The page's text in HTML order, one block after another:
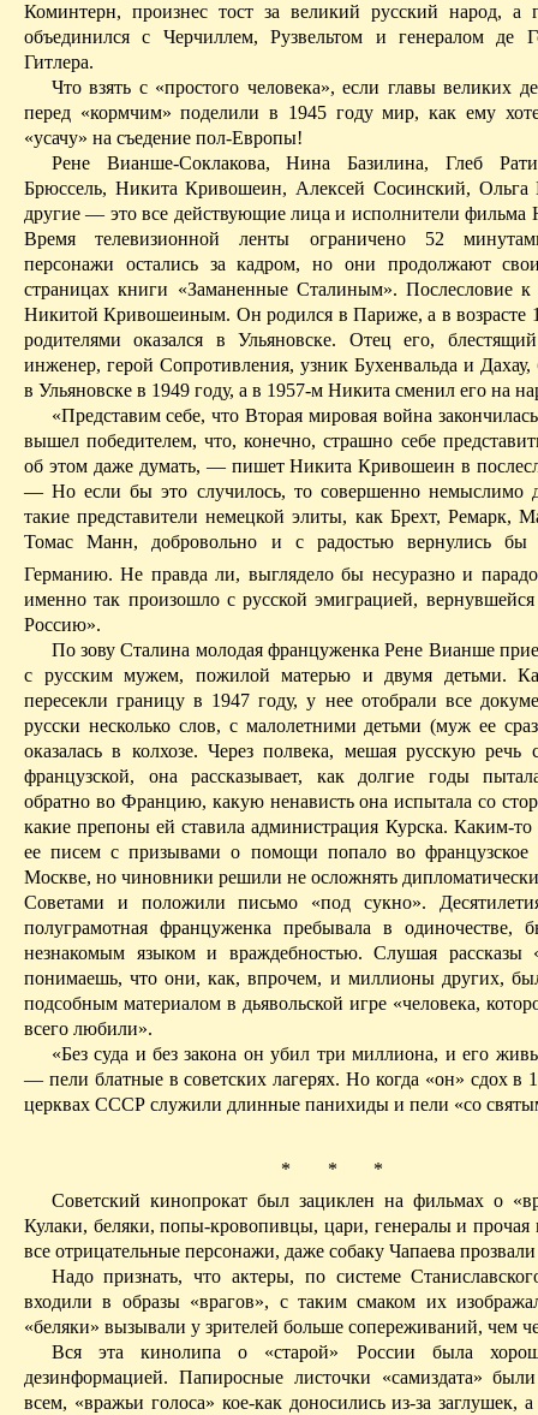
Коминтерн, произнес тост за великий русский народ,
объединился с Черчиллем, Рузвельтом и генералом де
Гитлера.
Что взять с «простого человека», если главы великих
перед «кормчим» поделили в 1945 году мир, как ему
«усачу» на съедение пол-Европы!
Рене Вианше-Соклакова, НинаБазилина, Глеб
Брюссель, Никита Кривошеин, Алексей Сосинский, Ольга
другие — это все действующие лица и исполнители фильма
Время телевизионной ленты ограничено 52
персонажи остались за кадром, но они продолжают
страницах книги «Заманенные Сталиным». Послесловие
Никитой Кривошеиным. Он родился в Париже, а в возрасте
родителями оказался в Ульяновске. Отец его,
инженер, герой Сопротивления, узник Бухенвальда и Дахау,
в Ульяновске в 1949 году, а в 1957-м Никита сменил его на
«Представим себе, что Вторая мировая война
вышел победителем, что, конечно, страшно себе
об этом даже думать, — пишет Никита Кривошеин в
— Но если бы это случилось, то совершенно немыслимо
такие представители немецкой элиты, как Брехт, Ремарк,
Томас Манн, добровольно и с радостью вернулись
Германию. Не правда ли, выглядело бы несуразно и
именно так произошло с русской эмиграцией,
Россию».
По зову Сталина молодая француженка Рене Вианше
с русским мужем, пожилой матерью и двумя детьми.
пересекли границу в 1947 году, у нее отобрали все
русски несколько слов, с малолетними детьми (муж ее
оказалась в колхозе. Через полвека, мешая русскую речь
французской, она рассказывает, как долгие годы
обратно во Францию, какую ненависть она испытала со
какие препоны ей ставила администрация Курска. Каким-
ее писем с призывами о помощи попало во французское
Москве, но чиновники решили не осложнять
Советами и положили письмо «под сукно».
полуграмотная француженка пребывала в одиночестве,
незнакомым языком и враждебностью. Слушая рассказы
понимаешь, что они, как, впрочем, и миллионы других,
подсобным материалом в дьявольской игре «человека,
всего любили».
«Без суда и без закона он убил три миллиона, и его
— пели блатные в советских лагерях. Но когда «он» сдох в
церквах СССР служили длинные панихиды и пели «со
* * *
Советский кинопрокат был зациклен на фильмах о
Кулаки, беляки, попы-кровопивцы, цари, генералы и прочая
все отрицательные персонажи, даже собаку Чапаева
Надо признать, что актеры, по системе
входили в образы «врагов», с таким смаком их
«беляки» вызывали у зрителей больше сопереживаний, чем
Вся эта кинолипа о «старой» России была
дезинформацией. Папиросные листочки «самиздата»
всем, «вражьи голоса» кое-как доносились из-за заглушек,